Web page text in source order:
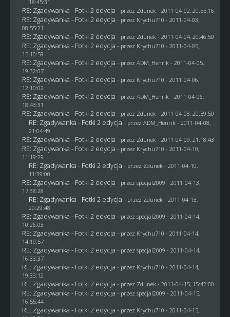
18:45:31
RE: Zgadywanka - Fotki 2 edycja - przez Zdunek - 2011-04-02, 20:55:16
RE: Zgadywanka - Fotki 2 edycja - przez Krychu710 - 2011-04-03,
08:55:21
RE: Zgadywanka - Fotki 2 edycja - przez Zdunek - 2011-04-04, 20:46:50
RE: Zgadywanka - Fotki 2 edycja - przez Krychu710 - 2011-04-05,
15:10:59
RE: Zgadywanka - Fotki 2 edycja - przez ADM_Henrik - 2011-04-05,
19:32:07
RE: Zgadywanka - Fotki 2 edycja - przez Krychu710 - 2011-04-06,
12:10:02
RE: Zgadywanka - Fotki 2 edycja - przez ADM_Henrik - 2011-04-06,
18:43:31
RE: Zgadywanka - Fotki 2 edycja - przez Zdunek - 2011-04-08, 20:59:50
RE: Zgadywanka - Fotki 2 edycja - przez ADM_Henrik - 2011-04-08,
21:04:49
RE: Zgadywanka - Fotki 2 edycja - przez Zdunek - 2011-04-09, 21:18:43
RE: Zgadywanka - Fotki 2 edycja - przez Krychu710 - 2011-04-10,
11:19:29
RE: Zgadywanka - Fotki 2 edycja - przez Zdunek - 2011-04-10,
11:39:00
RE: Zgadywanka - Fotki 2 edycja - przez specjal2009 - 2011-04-13,
17:38:28
RE: Zgadywanka - Fotki 2 edycja - przez Zdunek - 2011-04-13,
20:29:48
RE: Zgadywanka - Fotki 2 edycja - przez specjal2009 - 2011-04-14,
10:26:03
RE: Zgadywanka - Fotki 2 edycja - przez Krychu710 - 2011-04-14,
14:19:57
RE: Zgadywanka - Fotki 2 edycja - przez specjal2009 - 2011-04-14,
16:33:37
RE: Zgadywanka - Fotki 2 edycja - przez Krychu710 - 2011-04-14,
19:33:12
RE: Zgadywanka - Fotki 2 edycja - przez Zdunek - 2011-04-15, 15:42:00
RE: Zgadywanka - Fotki 2 edycja - przez specjal2009 - 2011-04-15,
16:55:44
RE: Zgadywanka - Fotki 2 edycja - przez Krychu710 - 2011-04-15,